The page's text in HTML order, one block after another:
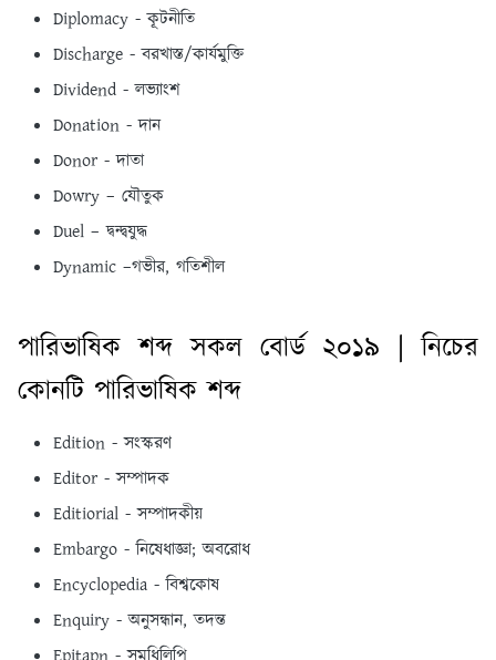
Diplomacy - কূটনীতি
Discharge - বরখাস্ত/কার্যমুক্তি
Dividend - লভ্যাংশ
Donation - দান
Donor - দাতা
Dowry – যৌতুক
Duel – দ্বন্দ্বযুদ্ধ
Dynamic –গভীর, গতিশীল
পারিভাষিক শব্দ সকল বোর্ড ২০১৯ | নিচের
কোনটি পারিভাষিক শব্দ
Edition - সংস্করণ
Editor - সম্পাদক
Editiorial - সম্পাদকীয়
Embargo - নিষেধাজ্ঞা; অবরোধ
Encyclopedia - বিশ্বকোষ
Enquiry - অনুসন্ধান, তদন্ত